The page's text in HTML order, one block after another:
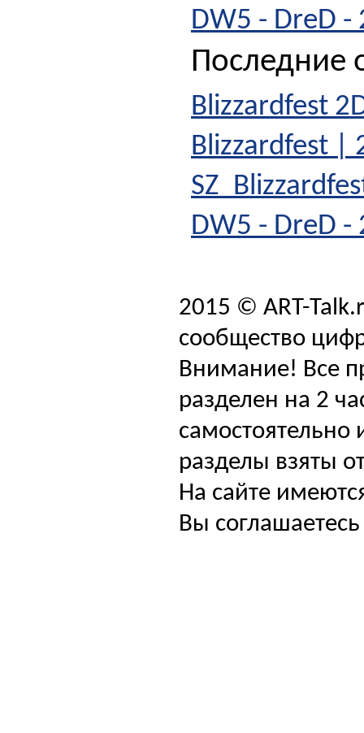
DW5 - DreD
Последние
Blizzardfest
Blizzardfest |
DW5 - DreD
2015 © ART-
сообщество
Внимание! Все
разделен на 2
самостоятельно
разделы взяты
На сайте
Вы